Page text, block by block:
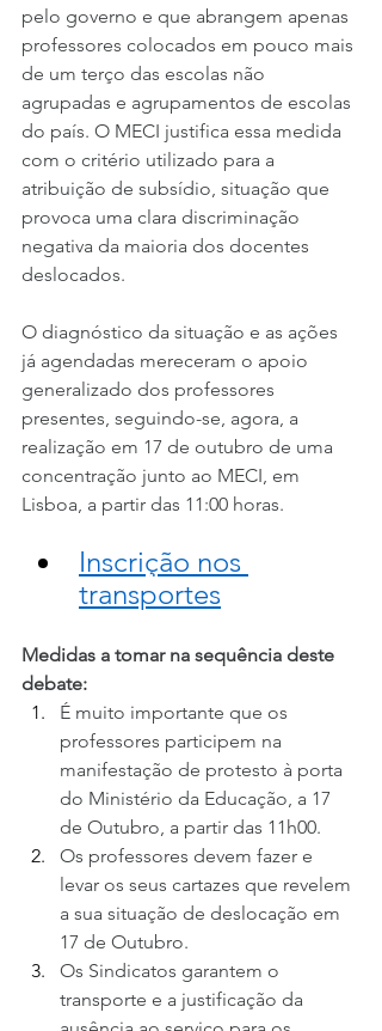
pelo governo e que abrangem apenas
professores colocados em pouco mais
de um terço das escolas não
agrupadas e agrupamentos de escolas
do país. O MECI justifica essa medida
com o critério utilizado para a
atribuição de subsídio, situação que
provoca uma clara discriminação
negativa da maioria dos docentes
deslocados.
O diagnóstico da situação e as ações
já agendadas mereceram o apoio
generalizado dos professores
presentes, seguindo-se, agora, a
realização em 17 de outubro de uma
concentração junto ao MECI, em
Lisboa, a partir das 11:00 horas.
Inscrição nos
transportes
Medidas a tomar na sequência deste
debate:
É muito importante que os
professores participem na
manifestação de protesto à porta
do Ministério da Educação, a 17
de Outubro, a partir das 11h00.
Os professores devem fazer e
levar os seus cartazes que revelem
a sua situação de deslocação em
17 de Outubro.
Os Sindicatos garantem o
transporte e a justificação da